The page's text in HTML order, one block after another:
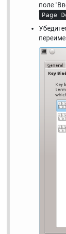
поле
Page